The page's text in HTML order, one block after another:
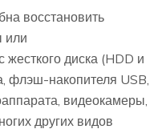
восстановить
или
диска (HDD и
флэш-накопителя USB,
видеокамеры,
других видов